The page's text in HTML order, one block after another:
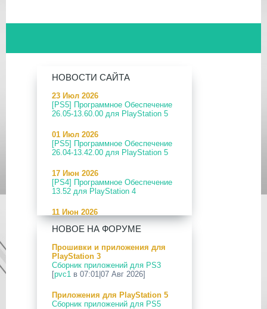
НОВОСТИ САЙТА
23 Июл 2026
[PS5] Программное Обеспечение
26.05-13.60.00 для PlayStation 5
01 Июл 2026
[PS5] Программное Обеспечение
26.04-13.42.00 для PlayStation 5
17 Июн 2026
[PS4] Программное Обеспечение
13.52 для PlayStation 4
11 Июн 2026
[PS5] Программное Обеспечение
26.04-13.40.00 для PlayStation 5
24 Апр 2026
[PS5] Программное Обеспечение
26.03-13.20.00 для PlayStation 5
12 Апр 2026
[PS Portal] Программное
НОВОЕ НА ФОРУМЕ
Прошивки и приложения для
PlayStation 3
Сборник приложений для PS3
[pvc1 в 07:01|07 Авг 2026]
Приложения для PlayStation 5
Сборник приложений для PS5